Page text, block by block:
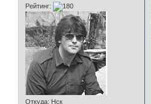
Рейтинг:
Откуда: Нск